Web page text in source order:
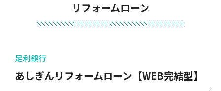
リフォームローン
足利銀行
あしぎんリフォームローン【WEB完結型】